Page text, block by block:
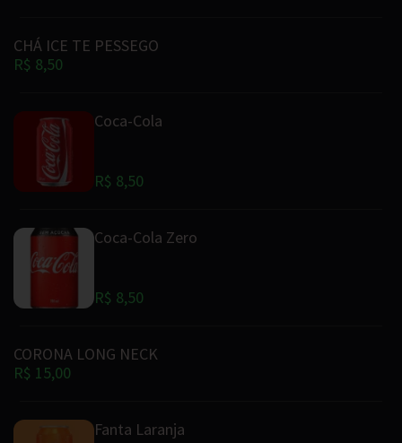
CHÁ ICE TE PESSEGO
R$ 8,50
Coca-Cola
R$ 8,50
Coca-Cola Zero
R$ 8,50
CORONA LONG NECK
R$ 15,00
Fanta Laranja